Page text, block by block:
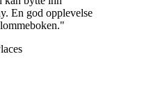
En god opplevelse
"